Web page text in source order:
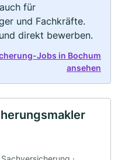
für
und Fachkräfte.
direkt bewerben.
Jobs in Bochum
ansehen